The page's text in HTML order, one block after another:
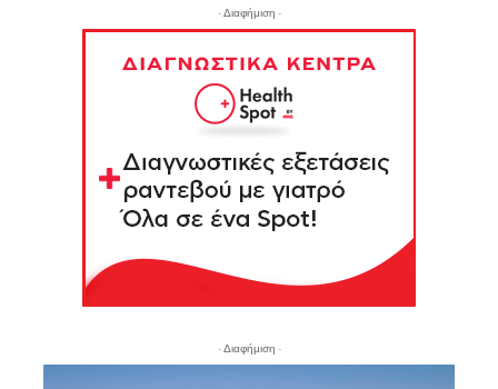
- Διαφήμιση -
- Διαφήμιση -